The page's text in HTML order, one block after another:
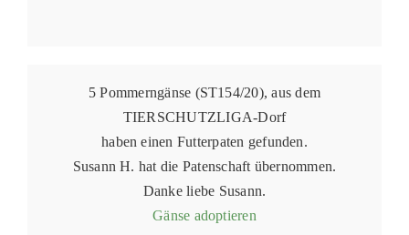
5 Pommerngänse (ST154/20), aus dem
TIERSCHUTZLIGA-Dorf
haben einen Futterpaten gefunden.
Susann H. hat die Patenschaft übernommen.
Danke liebe Susann.
Gänse adoptieren